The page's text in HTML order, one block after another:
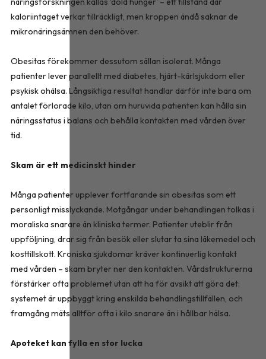
kaloriintaget verkar tillräckligt, men kroppen ändå saknar de
mikronäringsämnen den behöver.
Obesitas förekommer dessutom sällan isolerat. Många
patienter lever parallellt med diabetes, hjärt-kärlsjukdom eller
psykisk ohälsa. Långsiktiga resultat handlar därför inte bara om
antalet förlorade kilo, utan om huruvida patienten kan hålla sin
näringsstatus i balans och behålla kontakten med vården över
tid.
Skam är ett medicinskt hinder
Många patienter upplever fortfarande sin obesitas som ett
personligt misslyckande. Motgångar under behandlingen tolkas i
moraliska snarare än kliniska termer. Patienter uteblir från
uppföljning, drar sig från besök eller slutar ta sina läkemedel och
kosttillskott. Kroniska sjukdomar kräver kontinuerlig kontakt
med vården – skam bryter ner den kontakten. Vårdstrukturerna
förstärker ofta problemet utan att ha för avsikt att göra det:
systemet är uppbyggt kring enskilda behandlingstillfällen, och
framgång mäts alltför ofta i kilo snarare än i hållbar hälsa.
Apoteket kan fylla en stor lucka